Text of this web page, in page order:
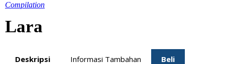
Compilation
Lara
Deskripsi Informasi Tambahan Beli